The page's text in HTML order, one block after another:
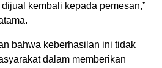
kembali kepada pemesan,”
bahwa keberhasilan ini tidak
dalam memberikan